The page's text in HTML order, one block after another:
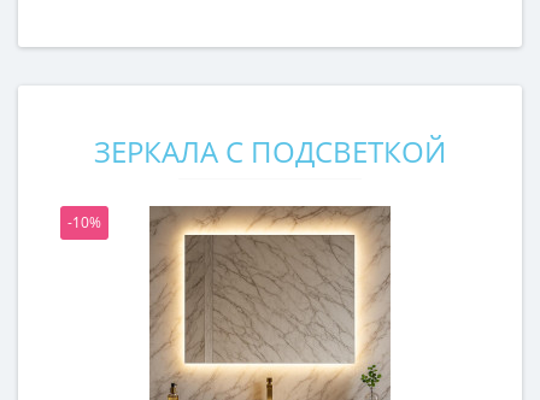
ЗЕРКАЛА С ПОДСВЕТКОЙ
-10%